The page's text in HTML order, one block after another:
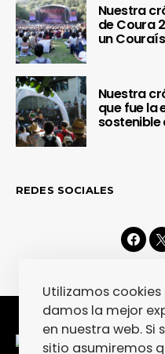
Nuestra
de Coura
un
Nuestra
que fue la
sostenible
REDES SOCIALES
Utilizamos
damos la mejor
en nuestra web. Si
sitio asumiremos